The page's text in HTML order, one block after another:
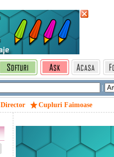
|
Director Cupluri Faimoase